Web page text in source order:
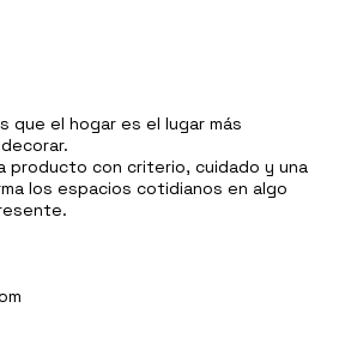
que el hogar es el lugar más
producto con criterio, cuidado y una
los espacios cotidianos en algo